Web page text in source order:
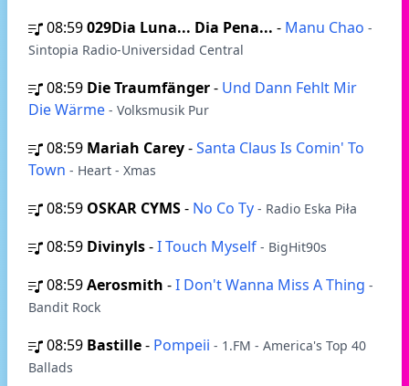
08:59029Dia Luna... Dia Pena... - Manu Chao -
Sintopia Radio-Universidad Central
08:59 Die Traumfänger- Und Dann Fehlt Mir
Die Wärme - Volksmusik Pur
08:59 Mariah Carey-Santa Claus Is Comin' To
Town - Heart - Xmas
08:59 OSKAR CYMS- No Co Ty - Radio Eska Piła
08:59 Divinyls-I Touch Myself - BigHit90s
08:59Aerosmith -I Don't Wanna Miss A Thing -
Bandit Rock
08:59 Bastille- Pompeii - 1.FM - America's Top 40
Ballads